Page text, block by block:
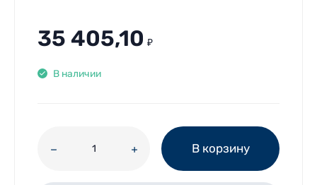
35 405,10 ₽
В наличии
В корзину